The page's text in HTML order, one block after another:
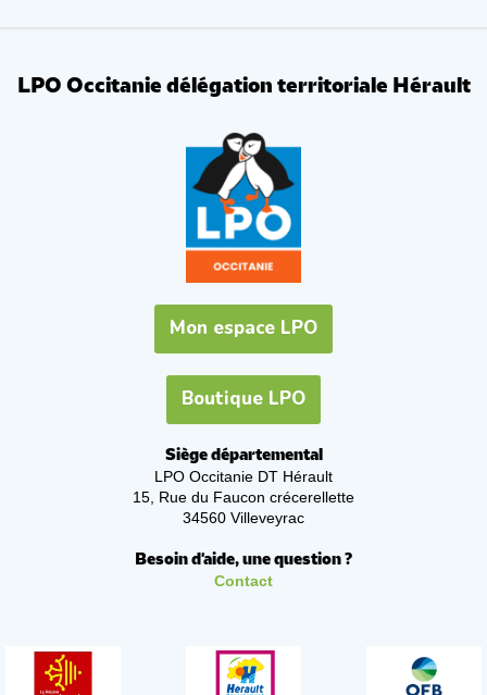
LPO Occitanie délégation territoriale Hérault
Mon espace LPO
Boutique LPO
Siège départemental
LPO Occitanie DT Hérault
15, Rue du Faucon crécerellette
34560 Villeveyrac
Besoin d'aide, une question ?
Contact